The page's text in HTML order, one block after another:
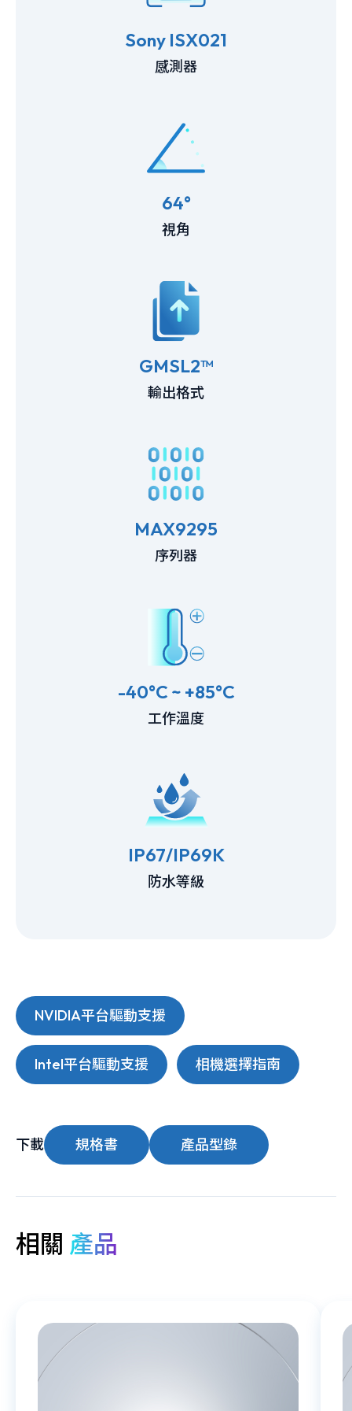
Sony ISX021
感測器
64°
視角
GMSL2™
輸出格式
MAX9295
序列器
-40°C ~ +85°C
工作溫度
IP67/IP69K
防水等級
NVIDIA平台驅動支援
Intel平台驅動支援 相機選擇指南
下載 規格書 產品型錄
相關 產品